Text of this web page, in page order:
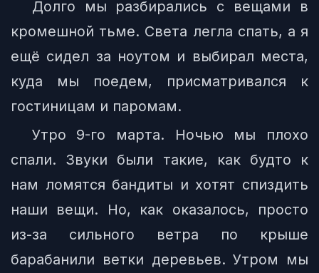
Долго мы разбирались с вещами в
кромешной тьме. Света легла спать, а я
ещё сидел за ноутом и выбирал места,
куда мы поедем, присматривался к
гостиницам и паромам.
Утро 9-го марта. Ночью мы плохо
спали. Звуки были такие, как будто к
нам ломятся бандиты и хотят спиздить
наши вещи. Но, как оказалось, просто
из-за сильного ветра по крыше
барабанили ветки деревьев. Утром мы